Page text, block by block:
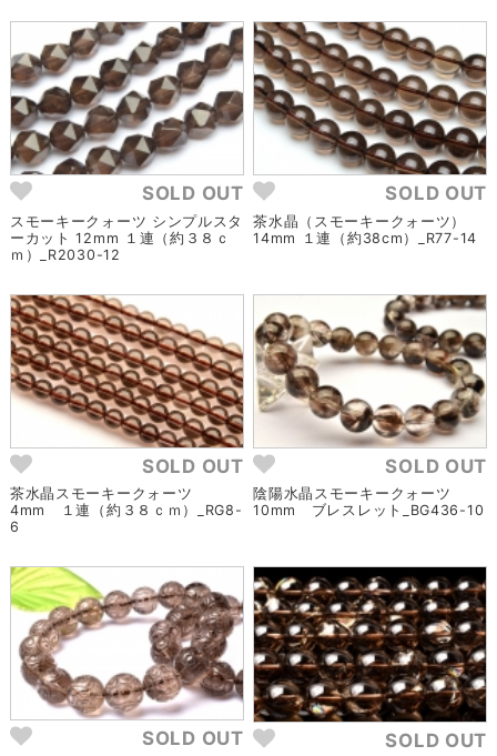
SOLD OUT
スモーキークォーツ シンプルスタ
ーカット 12mm １連（約３８ｃ
ｍ）_R2030-12
SOLD OUT
茶水晶（スモーキークォーツ）
14mm １連（約38cm）_R77-14
SOLD OUT
茶水晶スモーキークォーツ
4mm １連（約３８ｃｍ）_RG8-
6
SOLD OUT
陰陽水晶スモーキークォーツ
10mm ブレスレット_BG436-10
SOLD OUT SOLD OUT